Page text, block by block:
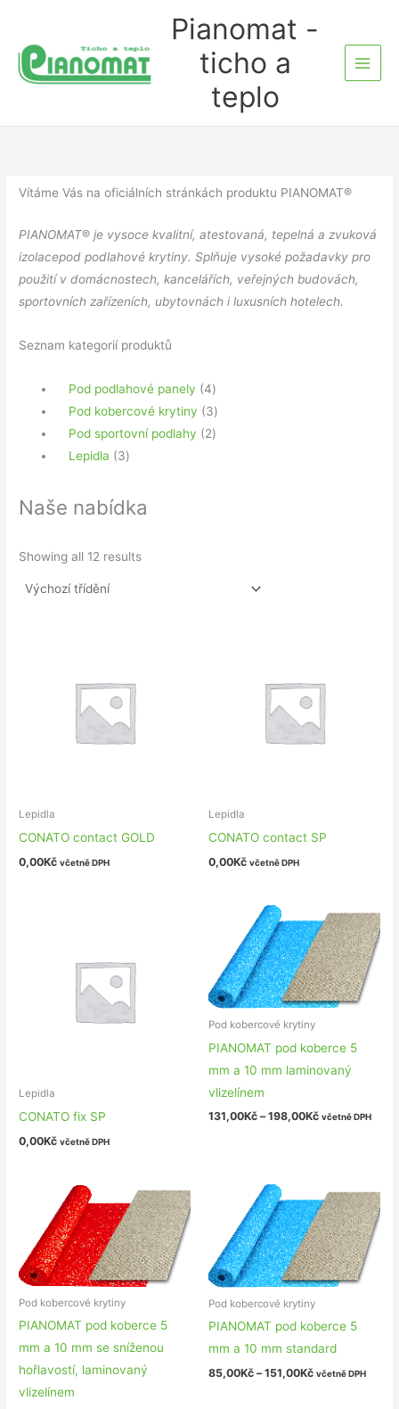
obsah
Pianomat -
ticho a
teplo
Vítáme Vás na oficiálních stránkách produktu PIANOMAT®
PIANOMAT®je vysoce kvalitní, atestovaná, tepelná a zvuková
izolacepod podlahové krytiny. Splňuje vysoké požadavky pro
použití v domácnostech, kancelářích, veřejných budovách,
sportovních zařízeních, ubytovnách i luxusních hotelech.
Seznam kategorií produktů
Pod podlahové panely 44
produkty
Pod kobercové krytiny 33
produkty
Pod sportovní podlahy 22
Lepidla 33
Naše nabídka
Showing all 12 results
Lepidla
CONATO contact GOLD
0,00Kč včetně DPH
Lepidla
CONATO contact SP
0,00Kč včetně DPH
Lepidla
CONATO fix SP
0,00Kč včetně DPH
Pod kobercové krytiny
PIANOMAT pod koberce 5
mm a 10 mm laminovaný
vlizelínem
131,00Kč –198,00Kč včetně DPH
Pod kobercové krytiny
PIANOMAT pod koberce 5
mm a 10 mm se sníženou
hořlavostí, laminovaný
vlizelínem
Pod kobercové krytiny
PIANOMAT pod koberce 5
mm a 10 mm standard
85,00Kč –151,00Kč včetně DPH